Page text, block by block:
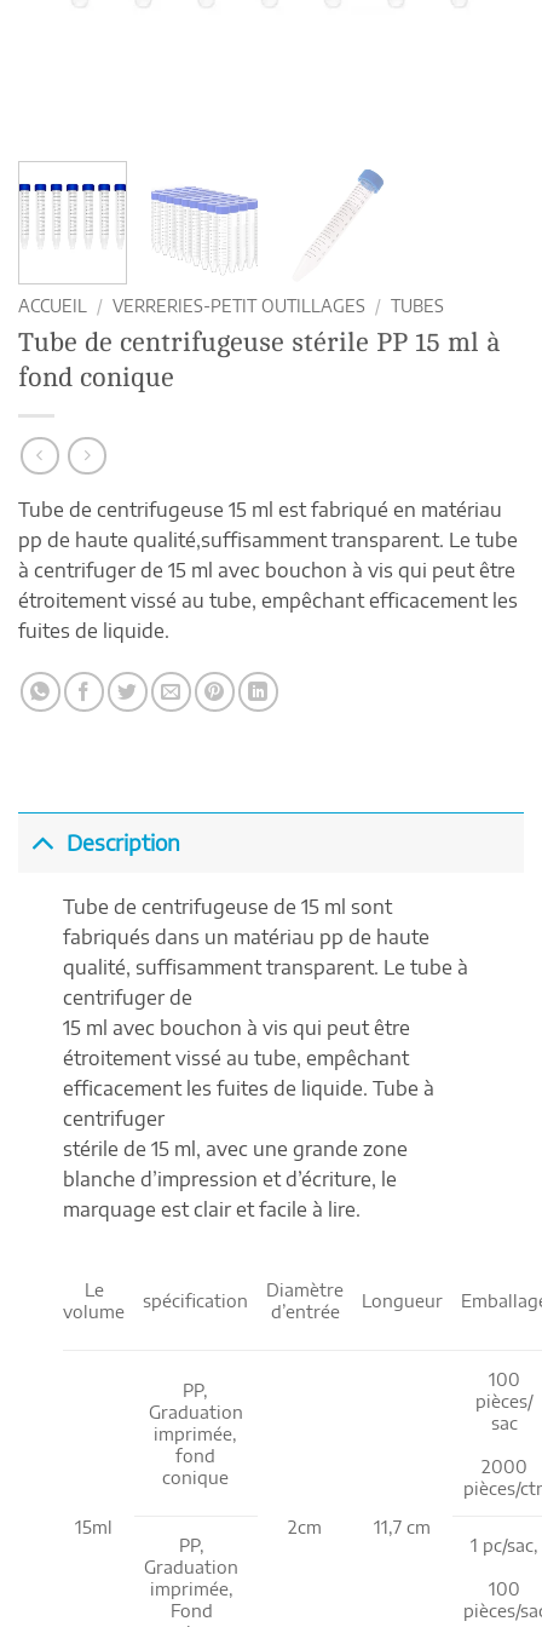
ACCUEIL / VERRERIES-PETIT OUTILLAGES / TUBES
Tube de centrifugeuse stérile PP 15 ml à
fond conique
Tube de centrifugeuse 15 ml est fabriqué en matériau
pp de haute qualité,suffisamment transparent. Le tube
à centrifuger de 15 ml avec bouchon à vis qui peut être
étroitement vissé au tube, empêchant efficacement les
fuites de liquide.
Description
Tube de centrifugeuse de 15 ml sont
fabriqués dans un matériau pp de haute
qualité, suffisamment transparent. Le tube à
centrifuger de
15 ml avec bouchon à vis qui peut être
étroitement vissé au tube, empêchant
efficacement les fuites de liquide. Tube à
centrifuger
stérile de 15 ml, avec une grande zone
blanche d’impression et d’écriture, le
marquage est clair et facile à lire.
Le
volume
spécification
Diamètre
d’entrée
Longueur
15ml
PP,
Graduation
imprimée,
fond
conique
2cm 11,7 cm
100
pièces/
sac
2000
pièces/
PP,
Graduation
imprimée,
Fond
1 pc/sac,
100
pièces/